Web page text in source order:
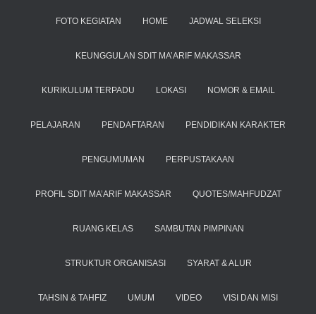
FOTO KEGIATAN HOME JADWAL SELEKSI
KEUNGGULAN SDIT MA’ARIF MAKASSAR
KURIKULUM TERPADU LOKASI NOMOR & EMAIL
PELAJARAN PENDAFTARAN PENDIDIKAN KARAKTER
PENGUMUMAN PERPUSTAKAAN
PROFIL SDIT MA’ARIF MAKASSAR QUOTES/MAHFUDZAT
RUANG KELAS SAMBUTAN PIMPINAN
STRUKTUR ORGANISASI SYARAT & ALUR
TAHSIN & TAHFIZ UMUM VIDEO VISI DAN MISI